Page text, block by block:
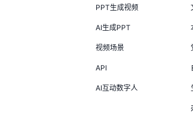
PPT生成视频
AI生成PPT
视频场景
API
AI互动数字人